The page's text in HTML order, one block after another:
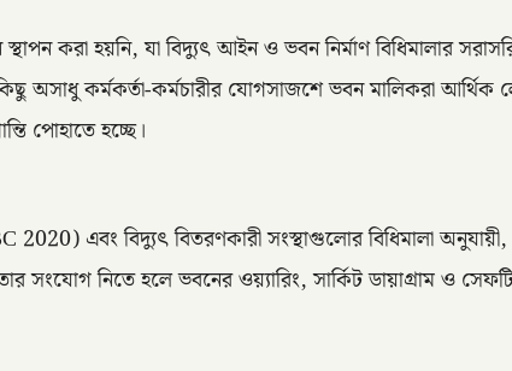
করা হয়নি, যা বিদ্যুৎ আইন ও ভবন নির্মাণ বিধিমালার
অসাধু কর্মকর্তা-কর্মচারীর যোগসাজশে ভবন মালিকরা
পোহাতে হচ্ছে।
2020) এবং বিদ্যুৎ বিতরণকারী সংস্থাগুলোর বিধিমালা
সংযোগ নিতে হলে ভবনের ওয়্যারিং, সার্কিট ডায়াগ্রাম ও